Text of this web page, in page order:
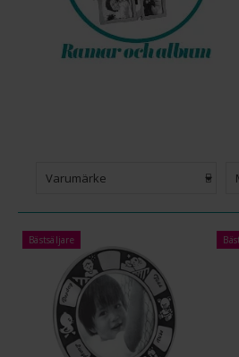
Varumärke
Bästsäljare